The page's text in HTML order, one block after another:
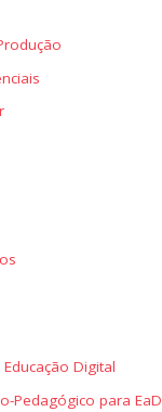
Digital
Pedagógico para EaD